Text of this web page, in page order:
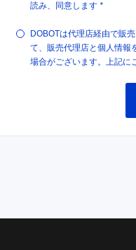
読み、同意します *
DOBOTは代理店経由で販
て、販売代理店と個人情報
場合がございます。上記に